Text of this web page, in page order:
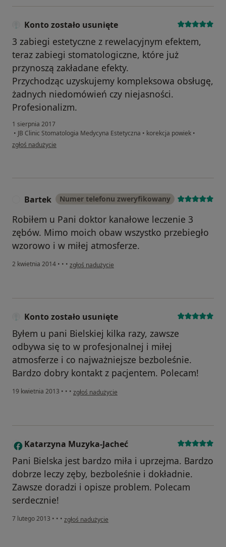
Konto zostało usunięte
3 zabiegi estetyczne z rewelacyjnym efektem,
teraz zabiegi stomatologiczne, które już
przynoszą zakładane efekty.
Przychodząc uzyskujemy kompleksowa obsługę,
żadnych niedomówień czy niejasności.
Profesionalizm.
1 sierpnia 2017
• JB Clinic Stomatologia Medycyna Estetyczna • korekcja powiek •
w opinii użytkownika Konto zostało usunięte
zgłoś nadużycie
Bartek Numer telefonu zweryfikowany
Robiłem u Pani doktor kanałowe leczenie 3
zębów. Mimo moich obaw wszystko przebiegło
wzorowo i w miłej atmosferze.
2 kwietnia 2014 • • • w opinii użytkownika Bartek
zgłoś nadużycie
Konto zostało usunięte
Byłem u pani Bielskiej kilka razy, zawsze
odbywa się to w profesjonalnej i miłej
atmosferze i co najważniejsze bezboleśnie.
Bardzo dobry kontakt z pacjentem. Polecam!
19 kwietnia 2013 • • • w opinii użytkownika Konto zostało usunięte
zgłoś nadużycie
K Katarzyna Muzyka-Jacheć
Pani Bielska jest bardzo miła i uprzejma. Bardzo
dobrze leczy zęby, bezboleśnie i dokładnie.
Zawsze doradzi i opisze problem. Polecam
serdecznie!
7 lutego 2013 • • • w opinii użytkownika Katarzyna Muzyka-Jacheć
zgłoś nadużycie